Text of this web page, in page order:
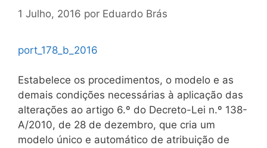
1 Julho, 2016 por Eduardo Brás
port_178_b_2016
Estabelece os procedimentos, o modelo e as
demais condições necessárias à aplicação das
alterações ao artigo 6.º do Decreto-Lei n.º 138-
A/2010, de 28 de dezembro, que cria um
modelo único e automático de atribuição de